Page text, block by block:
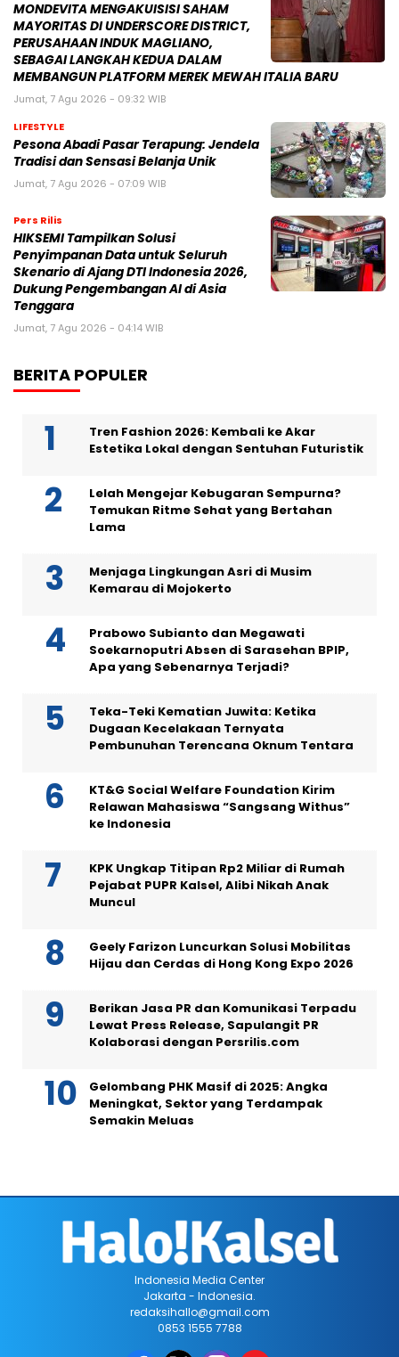
MONDEVITA MENGAKUISISI SAHAM
MAYORITAS DI UNDERSCORE DISTRICT,
PERUSAHAAN INDUK MAGLIANO,
SEBAGAI LANGKAH KEDUA DALAM
MEMBANGUN PLATFORM MEREK MEWAH ITALIA BARU
Jumat, 7 Agu 2026 - 09:32 WIB
LIFESTYLE
Pesona Abadi Pasar Terapung: Jendela
Tradisi dan Sensasi Belanja Unik
Jumat, 7 Agu 2026 - 07:09 WIB
Pers Rilis
HIKSEMI Tampilkan Solusi
Penyimpanan Data untuk Seluruh
Skenario di Ajang DTI Indonesia 2026,
Dukung Pengembangan AI di Asia
Tenggara
Jumat, 7 Agu 2026 - 04:14 WIB
BERITA POPULER
Tren Fashion 2026: Kembali ke Akar
Estetika Lokal dengan Sentuhan Futuristik
Lelah Mengejar Kebugaran Sempurna?
Temukan Ritme Sehat yang Bertahan
Lama
Menjaga Lingkungan Asri di Musim
Kemarau di Mojokerto
Prabowo Subianto dan Megawati
Soekarnoputri Absen di Sarasehan BPIP,
Apa yang Sebenarnya Terjadi?
Teka-Teki Kematian Juwita: Ketika
Dugaan Kecelakaan Ternyata
Pembunuhan Terencana Oknum Tentara
KT&G Social Welfare Foundation Kirim
Relawan Mahasiswa “Sangsang Withus”
ke Indonesia
KPK Ungkap Titipan Rp2 Miliar di Rumah
Pejabat PUPR Kalsel, Alibi Nikah Anak
Muncul
Geely Farizon Luncurkan Solusi Mobilitas
Hijau dan Cerdas di Hong Kong Expo 2026
Berikan Jasa PR dan Komunikasi Terpadu
Lewat Press Release, Sapulangit PR
Kolaborasi dengan Persrilis.com
Gelombang PHK Masif di 2025: Angka
Meningkat, Sektor yang Terdampak
Semakin Meluas
Indonesia Media Center
Jakarta - Indonesia.
redaksihallo@gmail.com
0853 1555 7788